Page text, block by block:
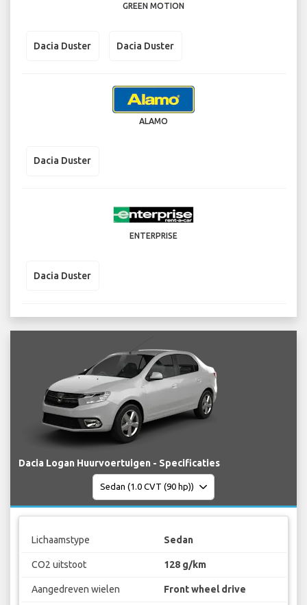
GREEN MOTION
Dacia Duster Dacia Duster
ALAMO
Dacia Duster
ENTERPRISE
Dacia Duster
Dacia Logan Huurvoertuigen - Specificaties
Lichaamstype Sedan
CO2 uitstoot 128 g/km
Aangedreven wielen Front wheel drive